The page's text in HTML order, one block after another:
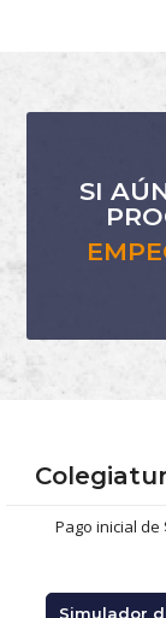
SI
Pago inicial de
Simulador